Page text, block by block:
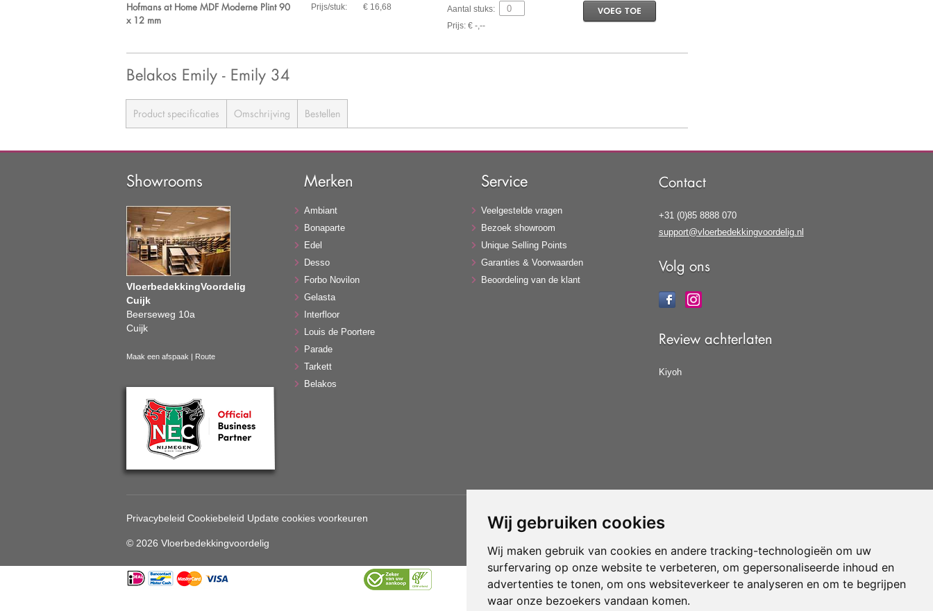
Wij gebruiken cookies
Wij maken gebruik van cookies en andere tracking-technologieën om uw
surfervaring op onze website te verbeteren, om gepersonaliseerde inhoud en
advertenties te tonen, om ons websiteverkeer te analyseren en om te begrijpen
waar onze bezoekers vandaan komen.
Hofmans at Home MDF Moderne Plint 90
x 12 mm
Prijs/stuk: € 16,68
Aantal stuks:
Prijs: € -,--
VOEG TOE
Belakos Emily - Emily 34
Product specificaties Omschrijving Bestellen
Showrooms
VloerbedekkingVoordelig
Cuijk
Beerseweg 10a
Cuijk
Maak een afspaak | Route
Merken
Ambiant
Bonaparte
Edel
Desso
Forbo Novilon
Gelasta
Interfloor
Louis de Poortere
Parade
Tarkett
Belakos
Service
Veelgestelde vragen
Bezoek showroom
Unique Selling Points
Garanties & Voorwaarden
Beoordeling van de klant
Contact
+31 (0)85 8888 070
support@vloerbedekkingvoordelig.nl
Volg ons
Review achterlaten
Kiyoh
Privacybeleid Cookiebeleid Update cookies voorkeuren
© 2026 Vloerbedekkingvoordelig
Gebruik van deze site betekent dat u dealgemene voorwaarden
Vloerenvoordelig.nl is een onderdeel van